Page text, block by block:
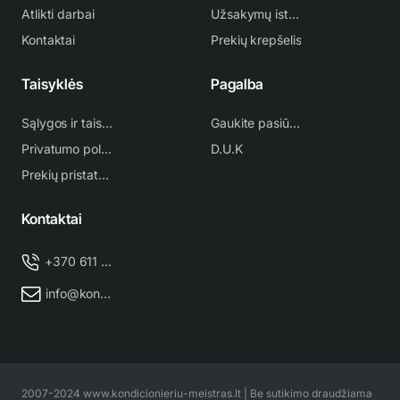
Atlikti darbai
Kontaktai
Užsakymų istorija
Prekių krepšelis
Taisyklės
Sąlygos ir taisyklės
Privatumo politika
Prekių pristatymas
Pagalba
Gaukite pasiūlymą
D.U.K
Kontaktai
+370 611 38 500
info@kondicionieriu-meistras.lt
2007-2024 www.kondicionieriu-meistras.lt | Be sutikimo draudžiama